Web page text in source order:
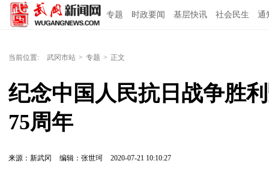
专题 时政要闻 基层快讯 社会民生 通
当前位置: 武冈市站 > 专题 > 正文
纪念中国人民抗日战争胜
75周年
来源：新武冈 编辑：张世珂 2020-07-21 10:10:27